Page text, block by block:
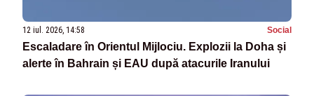
12 iul. 2026, 14:58 Social
Escaladare în Orientul Mijlociu. Explozii la Doha și
alerte în Bahrain și EAU după atacurile Iranului